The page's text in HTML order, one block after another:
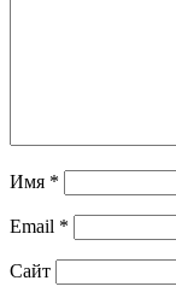
Имя *
Email *
Сайт